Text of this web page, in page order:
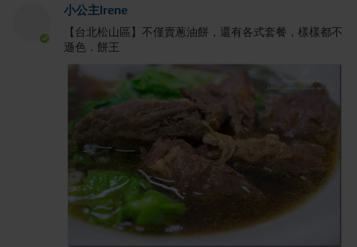
小公主Irene
【台北松山區】不僅賣蔥油餅，還有各式套餐，樣樣都不
遜色．餅王